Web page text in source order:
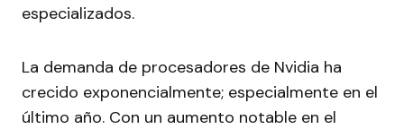
especializados.
La demanda de procesadores de Nvidia ha
crecido exponencialmente; especialmente en el
último año. Con un aumento notable en el